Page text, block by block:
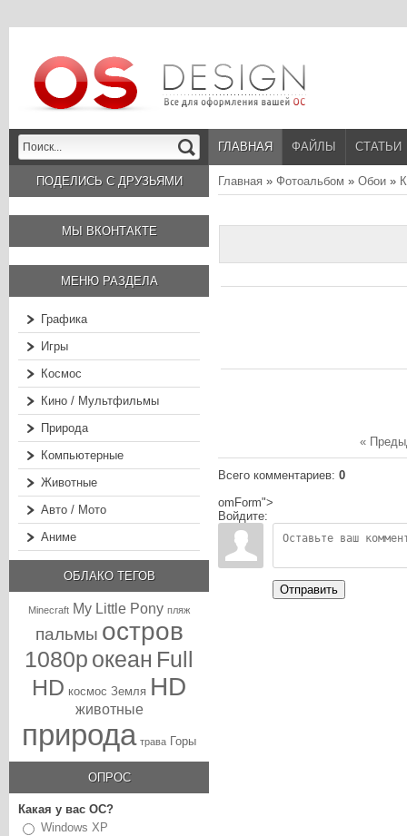
ГЛАВНАЯ ФАЙЛЫ СТАТЬИ
ПОДЕЛИСЬ С ДРУЗЬЯМИ
МЫ ВКОНТАКТЕ
МЕНЮ РАЗДЕЛА
Графика
Игры
Космос
Кино / Мультфильмы
Природа
Компьютерные
Животные
Авто / Мото
Аниме
ОБЛАКО ТЕГОВ
Minecraft My Little Pony пляж
пальмы остров
1080p океан Full
HD космос Земля HD
животные
природа трава Горы
ОПРОС
Какая у вас ОС?
Windows XP
Главная » Фотоальбом » Обои »
«
Всего комментариев: 0
omForm">
Войдите:
Отправить